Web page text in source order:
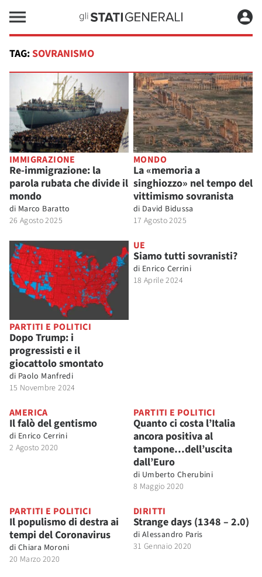
TAG:SOVRANISMO
IMMIGRAZIONE
Re-immigrazione: la
parola rubata che divide il
mondo
di Marco Baratto
26 Agosto 2025
MONDO
La «memoria a
singhiozzo» nel tempo del
vittimismo sovranista
di David Bidussa
17 Agosto 2025
PARTITI E POLITICI
Dopo Trump: i
progressisti e il
giocattolo smontato
di Paolo Manfredi
15 Novembre 2024
UE
Siamo tutti sovranisti?
di Enrico Cerrini
18 Aprile 2024
AMERICA
Il falò del gentismo
di Enrico Cerrini
2 Agosto 2020
PARTITI E POLITICI
Quanto ci costa l’Italia
ancora positiva al
tampone…dell’uscita
dall’Euro
di Umberto Cherubini
8 Maggio 2020
PARTITI E POLITICI
Il populismo di destra ai
tempi del Coronavirus
di Chiara Moroni
20 Marzo 2020
DIRITTI
Strange days (1348 – 2.0)
di Alessandro Paris
31 Gennaio 2020